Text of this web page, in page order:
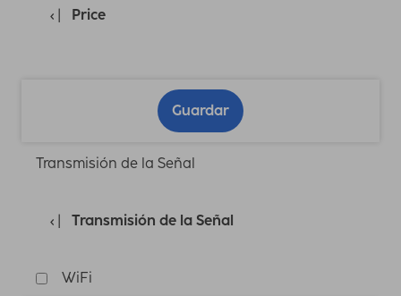
Price
Guardar
Transmisión de la Señal
Transmisión de la Señal
WiFi